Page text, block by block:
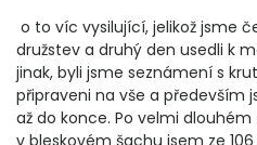
o to víc vysilující, jelikož jsme
družstev a druhý den usedli k
jinak, byli jsme seznámení s
připraveni na vše a především
až do konce. Po velmi